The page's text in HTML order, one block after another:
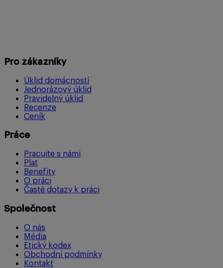
Pro zákazníky
Úklid domácností
Jednorázový úklid
Pravidelný úklid
Recenze
Ceník
Práce
Pracujte s námi
Plat
Benefity
O práci
Časté dotazy k práci
Společnost
O nás
Média
Etický kodex
Obchodní podmínky
Kontakt